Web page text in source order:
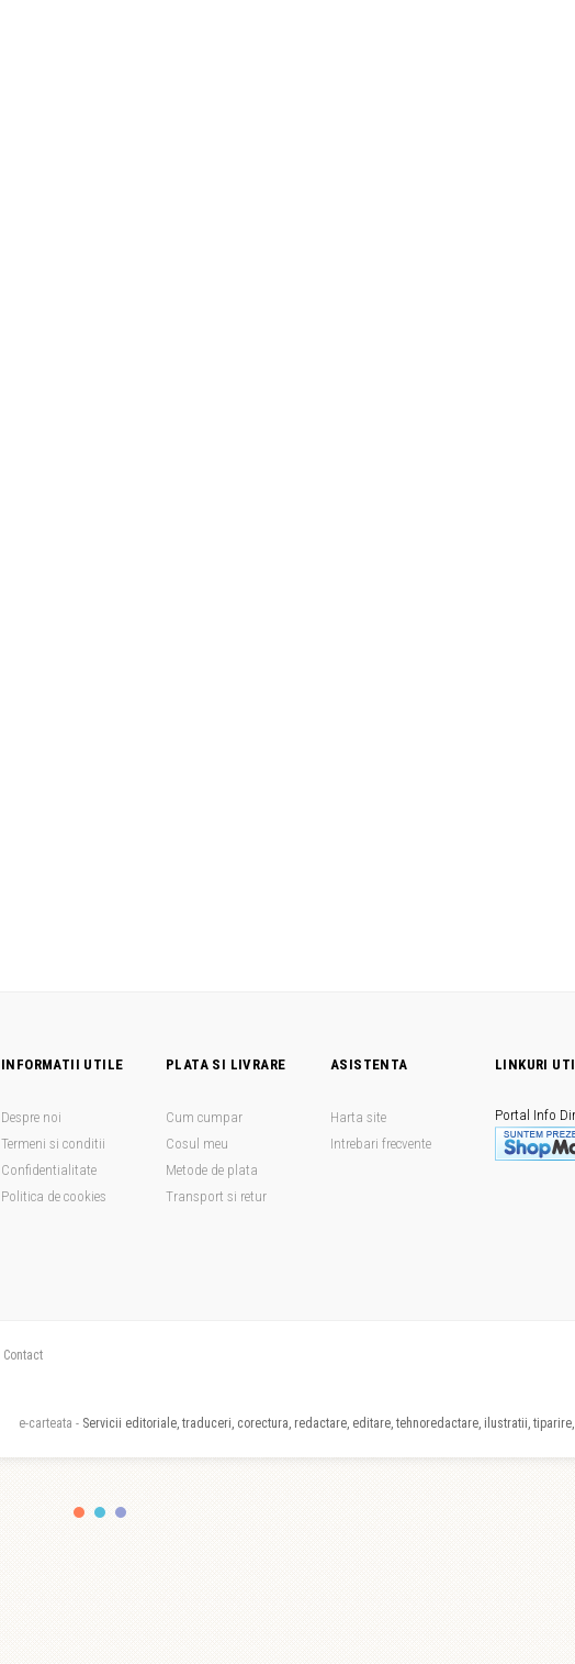
INFORMATII UTILE
Despre noi
Termeni si conditii
Confidentialitate
Politica de cookies
PLATA SI LIVRARE
Cum cumpar
Cosul meu
Metode de plata
Transport si retur
ASISTENTA
Harta site
Intrebari frecvente
LINKURI
Portal Info
Contact
e-carteata - Servicii editoriale, traduceri, corectura, redactare, editare, tehnoredactare, ilustratii,